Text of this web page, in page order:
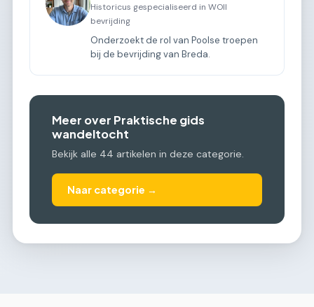
Historicus gespecialiseerd in WOII
bevrijding
Onderzoekt de rol van Poolse troepen
bij de bevrijding van Breda.
Meer over Praktische gids
wandeltocht
Bekijk alle 44 artikelen in deze categorie.
Naar categorie →